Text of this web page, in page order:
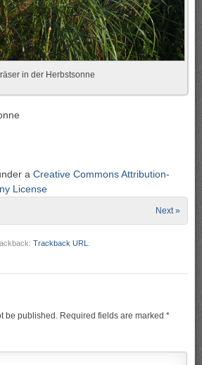
in der Herbstsonne
a Creative Commons Attribution-
License
Next »
Trackback URL
be published. Required fields are marked *